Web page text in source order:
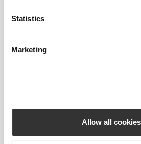
Statistics
Marketing
Allow all cookies